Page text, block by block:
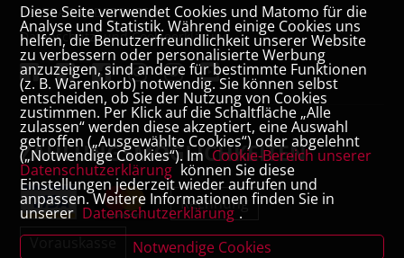
VERTRAG WIDERRUFEN
Datenschutz- und Cookieerklärung
ZAHLUNGSMÖGLICHKEITEN
Rechnung
Vorauskasse
Diese Seite verwendet Cookies und Matomo für die
Analyse und Statistik. Während einige Cookies uns
helfen, die Benutzerfreundlichkeit unserer Website
zu verbessern oder personalisierte Werbung
anzuzeigen, sind andere für bestimmte Funktionen
(z. B. Warenkorb) notwendig. Sie können selbst
entscheiden, ob Sie der Nutzung von Cookies
zustimmen. Per Klick auf die Schaltfläche „Alle
zulassen“ werden diese akzeptiert, eine Auswahl
getroffen („Ausgewählte Cookies“) oder abgelehnt
(„Notwendige Cookies“). Im Cookie-Bereich unserer
Datenschutzerklärung können Sie diese
Einstellungen jederzeit wieder aufrufen und
anpassen. Weitere Informationen finden Sie in
unserer Datenschutzerklärung .
Notwendige Cookies